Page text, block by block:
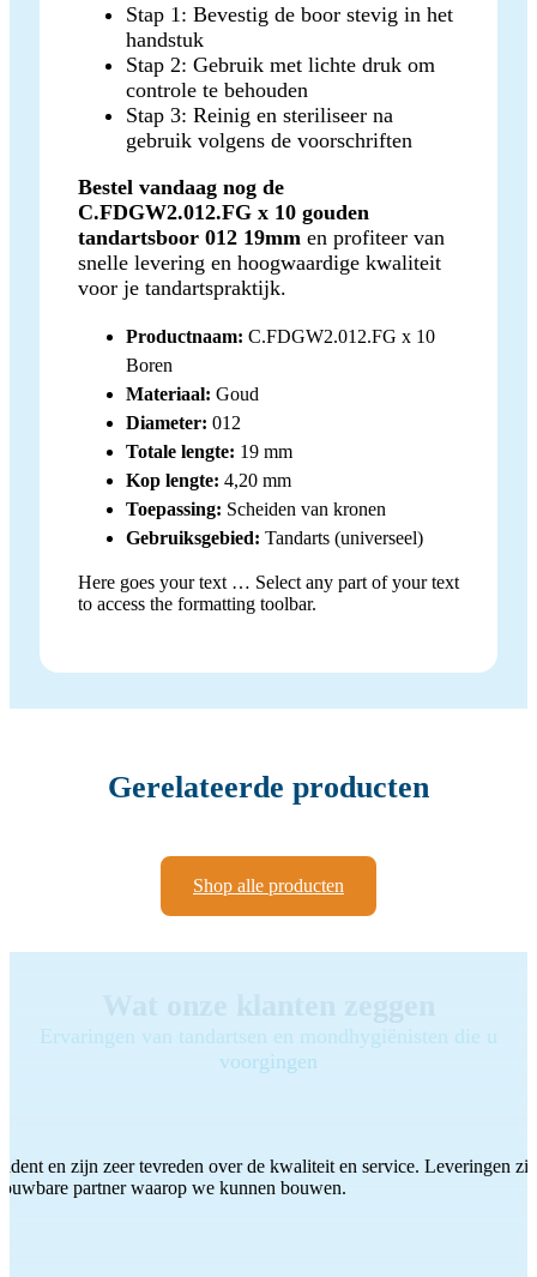
Stap 1: Bevestig de boor stevig in het
handstuk
Stap 2: Gebruik met lichte druk om
controle te behouden
Stap 3: Reinig en steriliseer na
gebruik volgens de voorschriften
Bestel vandaag nog de
C.FDGW2.012.FG x 10 gouden
tandartsboor 012 19mm en profiteer van
snelle levering en hoogwaardige kwaliteit
voor je tandartspraktijk.
Productnaam: C.FDGW2.012.FG x 10
Boren
Materiaal: Goud
Diameter: 012
Totale lengte: 19 mm
Kop lengte: 4,20 mm
Toepassing: Scheiden van kronen
Gebruiksgebied: Tandarts (universeel)
Here goes your text … Select any part of your text
to access the formatting toolbar.
Gerelateerde producten
Shop alle producten
Ervaringen van tandartsen en mondhygiënisten die u
voorgingen
en zijn zeer tevreden over de kwaliteit en service. Leveringen
partner waarop we kunnen bouwen.